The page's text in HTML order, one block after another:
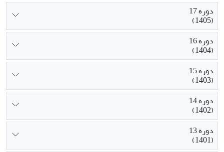
دوره 17
(1405)
دوره 16
(1404)
دوره 15
(1403)
دوره 14
(1402)
دوره 13
(1401)